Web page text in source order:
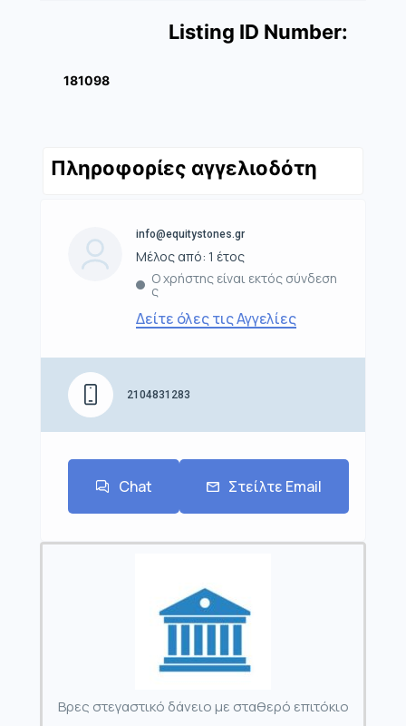
Listing ID Number:
181098
Πληροφορίες αγγελιοδότη
info@equitystones.gr
Μέλος από: 1 έτος
Ο χρήστης είναι εκτός σύνδεση
ς
Δείτε όλες τις Αγγελίες
2104831283
Chat Στείλτε Email
Βρες στεγαστικό δάνειο με σταθερό επιτόκιο